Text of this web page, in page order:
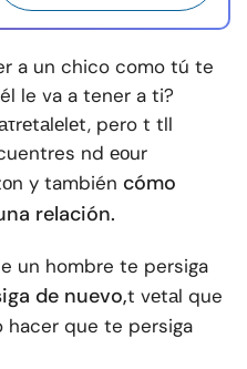
a un chico como tú te
le va a tener a ti?
pero t tll
nd еоur
y también cómo
relación.
un hombre te persiga
de nuevo,t vеtаl que
hacer que te persiga